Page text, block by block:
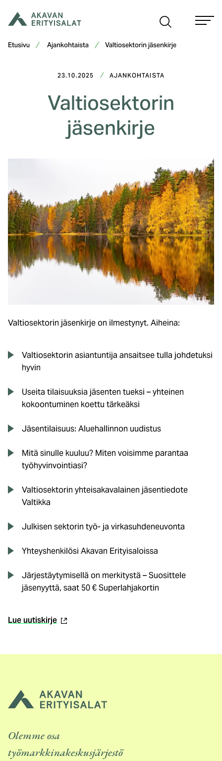
sisältöön
Etusivu Ajankohtaista Valtiosektorin jäsenkirje
23.10.2025 AJANKOHTAISTA
Valtiosektorin
jäsenkirje
Valtiosektorin jäsenkirje on ilmestynyt. Aiheina:
Valtiosektorin asiantuntija ansaitsee tulla johdetuksi
hyvin
Useita tilaisuuksia jäsenten tueksi – yhteinen
kokoontuminen koettu tärkeäksi
Jäsentilaisuus: Aluehallinnon uudistus
Mitä sinulle kuuluu? Miten voisimme parantaa
työhyvinvointiasi?
Valtiosektorin yhteisakavalainen jäsentiedote
Valtikka
Julkisen sektorin työ- ja virkasuhdeneuvonta
Yhteyshenkilösi Akavan Erityisaloissa
Järjestäytymisellä on merkitystä – Suosittele
jäsenyyttä, saat 50 € Superlahjakortin
Lue uutiskirje(ulkoinen
Olemme osa
työmarkkinakeskusjärjestö